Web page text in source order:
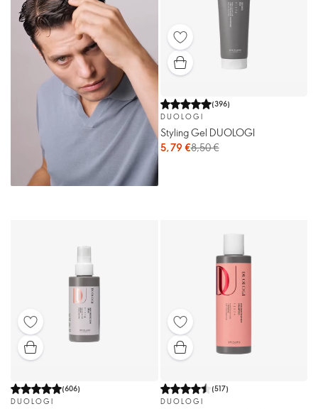
(396)
DUOLOGI
Styling Gel DUOLOGI
5,79 €8,50 €
(606)
DUOLOGI
(517)
DUOLOGI